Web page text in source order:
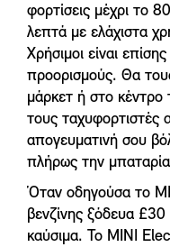
φορτίσεις μέχρι το
λεπτά με ελάχιστα
Χρήσιμοι είναι
προορισμούς. Θα
μάρκετ ή στο κέντρο
τους ταχυφορτιστές
απογευματινή σου
πλήρως την
Όταν οδηγούσα το
βενζίνης ξόδευα
καύσιμα. Το MINI